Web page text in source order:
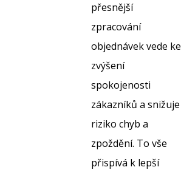
přesnější
zpracování
objednávek vede ke
zvýšení
spokojenosti
zákazníků a snižuje
riziko chyb a
zpoždění. To vše
přispívá k lepší